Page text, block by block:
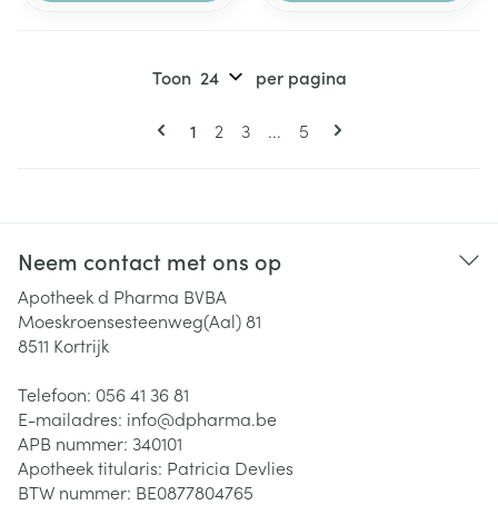
Pagina's
U lees momenteel pagina
1 Pagina
2 Pagina
3 ... Pagina
5
Toon per pagina
Neem contact met ons op
Apotheek d Pharma BVBA
Moeskroensesteenweg(Aal) 81
8511 Kortrijk
Telefoon: 056 41 36 81
E-mailadres: info@dpharma.be
APB nummer: 340101
Apotheek titularis: Patricia Devlies
BTW nummer: BE0877804765